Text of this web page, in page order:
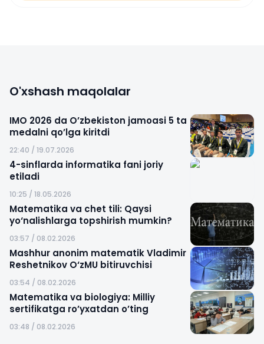
O'xshash maqolalar
IMO 2026 da O’zbekiston jamoasi 5 ta
medalni qo’lga kiritdi
22:40 / 19.07.2026
4-sinflarda informatika fani joriy
etiladi
10:25 / 18.05.2026
Matematika va chet tili: Qaysi
yo‘nalishlarga topshirish mumkin?
03:57 / 08.02.2026
Mashhur anonim matematik Vladimir
Reshetnikov O‘zMU bitiruvchisi
03:54 / 08.02.2026
Matematika va biologiya: Milliy
sertifikatga ro’yxatdan o’ting
03:48 / 08.02.2026